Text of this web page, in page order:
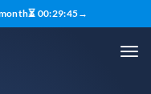
⏳ 00:29:44→